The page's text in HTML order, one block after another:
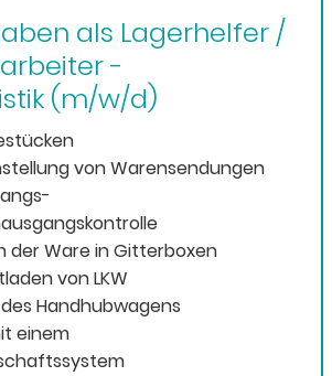
als Lagerhelfer /
-
(m/w/d)
von Warensendungen
der Ware in Gitterboxen
von LKW
Handhubwagens
einem